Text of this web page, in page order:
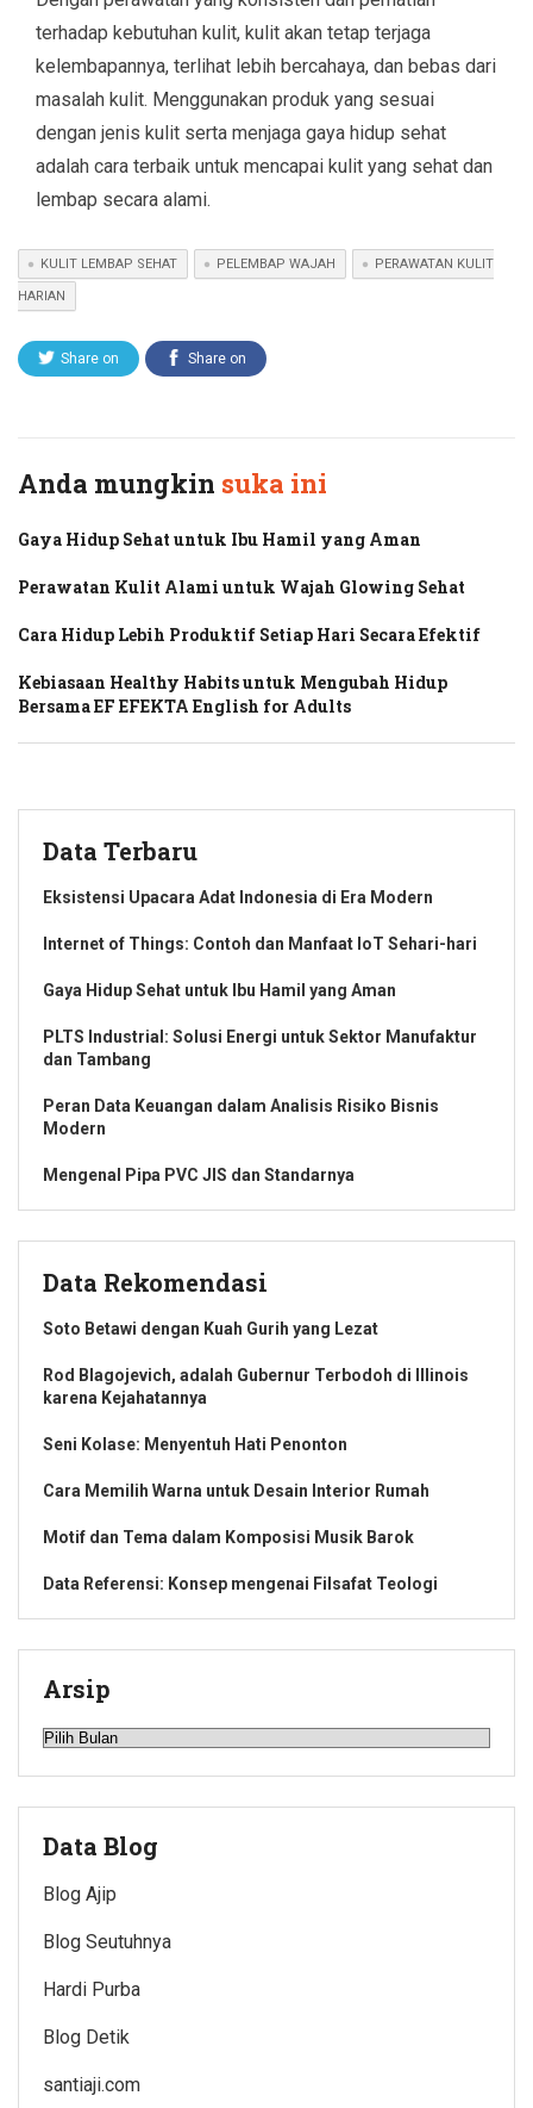
terhadap kebutuhan kulit, kulit akan tetap terjaga
kelembapannya, terlihat lebih bercahaya, dan bebas dari
masalah kulit. Menggunakan produk yang sesuai
dengan jenis kulit serta menjaga gaya hidup sehat
adalah cara terbaik untuk mencapai kulit yang sehat dan
lembap secara alami.
KULIT LEMBAP SEHAT PELEMBAP WAJAH PERAWATAN KULIT
HARIAN
Share on Share on
Anda mungkin suka ini
Gaya Hidup Sehat untuk Ibu Hamil yang Aman
Perawatan Kulit Alami untuk Wajah Glowing Sehat
Cara Hidup Lebih Produktif Setiap Hari Secara Efektif
Kebiasaan Healthy Habits untuk Mengubah Hidup
Bersama EF EFEKTA English for Adults
Data Terbaru
Eksistensi Upacara Adat Indonesia di Era Modern
Internet of Things: Contoh dan Manfaat IoT Sehari-hari
Gaya Hidup Sehat untuk Ibu Hamil yang Aman
PLTS Industrial: Solusi Energi untuk Sektor Manufaktur
dan Tambang
Peran Data Keuangan dalam Analisis Risiko Bisnis
Modern
Mengenal Pipa PVC JIS dan Standarnya
Data Rekomendasi
Soto Betawi dengan Kuah Gurih yang Lezat
Rod Blagojevich, adalah Gubernur Terbodoh di Illinois
karena Kejahatannya
Seni Kolase: Menyentuh Hati Penonton
Cara Memilih Warna untuk Desain Interior Rumah
Motif dan Tema dalam Komposisi Musik Barok
Data Referensi: Konsep mengenai Filsafat Teologi
Arsip
Arsip
Data Blog
Blog Ajip
Blog Seutuhnya
Hardi Purba
Blog Detik
santiaji.com